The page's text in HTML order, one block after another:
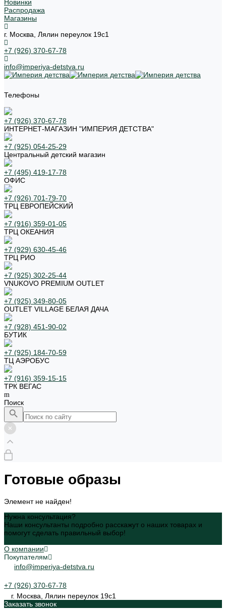
Новинки
Распродажа
Магазины
г. Москва, Лялин переулок 19с1
+7 (926) 370-67-78
info@imperiya-detstva.ru
Телефоны
+7 (926) 370-67-78
ИНТЕРНЕТ-МАГАЗИН "ИМПЕРИЯ ДЕТСТВА"
+7 (925) 054-25-29
Центральный детский магазин
+7 (495) 419-17-78
ОФИС
+7 (926) 701-79-70
ТРЦ ЕВРОПЕЙСКИЙ
+7 (916) 359-01-05
ТРЦ ОКЕАНИЯ
+7 (929) 630-45-46
ТРЦ РИО
+7 (925) 302-25-44
VNUKOVO PREMIUM OUTLET
+7 (925) 349-80-05
OUTLET VILLAGE БЕЛАЯ ДАЧА
+7 (928) 451-90-02
БУТИК
+7 (925) 184-70-59
ТЦ АЭРОБУС
+7 (916) 359-15-15
ТРК ВЕГАС
Поиск
Готовые образы
Элемент не найден!
Нужна консультация?
Наши консультанты подробно расскажут о наших товарах и
помогут сделать правильный выбор!
О компании
Покупателям
info@imperiya-detstva.ru
+7 (926) 370-67-78
г. Москва, Лялин переулок 19с1
Заказать звонок